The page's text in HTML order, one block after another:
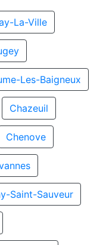
La-Ville
Les-Baigneux
Chazeuil
Chenove
Saint-Sauveur